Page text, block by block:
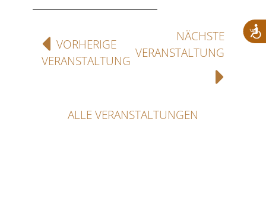
VORHERIGE
VERANSTALTUNG
NÄCHSTE
VERANSTALTUNG
ALLE VERANSTALTUNGEN